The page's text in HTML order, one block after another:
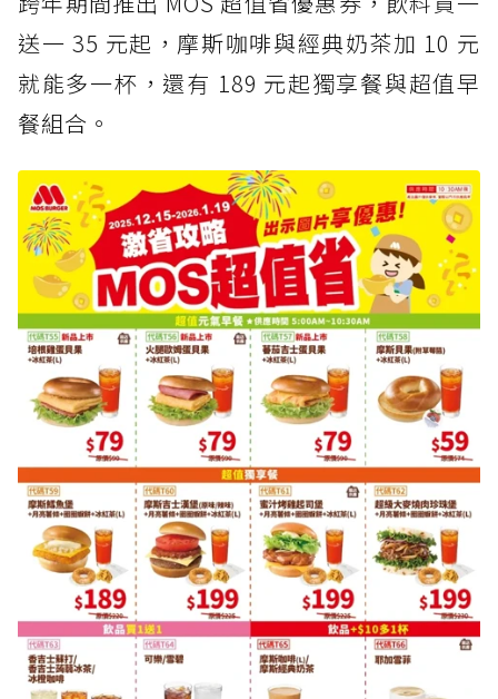
送一 35 元起，摩斯咖啡與經典奶茶加 10 元
就能多一杯，還有 189 元起獨享餐與超值早
餐組合。